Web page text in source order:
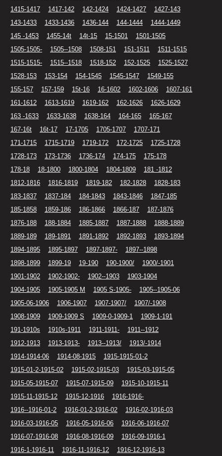
1415-1417
1417-142 142-1424 1424-1427
1427-143
143-1433
1433-1436 1436-144 144-1444
1444-1449
145 -1453
1455-14t 14t-15 15-1501
1501-1505
1505-1505-
1505--1508 1508-151 151-1511
1511-1515
1515-1515-
1515--1518 1518-152 152-1525
1525-1527
1528-153
153-154 154-1545 1545-1547
1549-155
155-157
157-159 15t-16 16-1602 1602-1606
1607-161
161-1612
1613-1619 1619-162 162-1626
1626-1629
163 -1633
1633-1638 1638-164 164-165
165-167
167-16t
16t-17 17-1705 1705-1707
1707-171
171-1715
1715-1719 1719-172 172-1725
1725-1728
1728-173
173-1736 1736-174 174-175
175-178
178-18
18-1800 1800-1804 1804-1809
181 -1812
1812-1816
1816-1819 1819-182 182-1828
1828-183
183-1837
1837-184 184-1843 1843-1846
1847-185
185-1858
1859-186 186-1866 1866-187
187-1876
1876-188
188-1884 1885-1887 1887-1888
1888-1889
1889-189
189-1891 1891-1892 1892-1893
1893-1894
1894-1895
1895-1897 1897-1897-
1897--1898
1898-1899
1899-19 19-190 190-1900/
1900/-1901
1901-1902
1902-1902- 1902--1903
1903-1904
1904-1905
1905-1905 M 1905 S-1905-
1905--1905-06
1905-06-1906
1906-1907 1907-1907/
1907/-1908
1908-1909
1909-1909 S 1909-0-1909-1
1909-1-191
191-1910s
1910s-1911 1911-1911-
1911--1912
1912-1913
1913-1913- 1913--1913/
1913/-1914
1914-1914-06
1914-08-1915
1915-1915-01-2
1915-01-2-1915-02
1915-02-1915-03
1915-03-1915-05
1915-05-1915-07
1915-07-1915-09
1915-10-1915-11
1915-11-1915-12
1915-12-1916
1916-1916-
1916--1916-01-2
1916-01-2-1916-02
1916-02-1916-03
1916-03-1916-05
1916-05-1916-06
1916-06-1916-07
1916-07-1916-08
1916-08-1916-09
1916-09-1916-1
1916-1-1916-11
1916-11-1916-12
1916-12-1916-13